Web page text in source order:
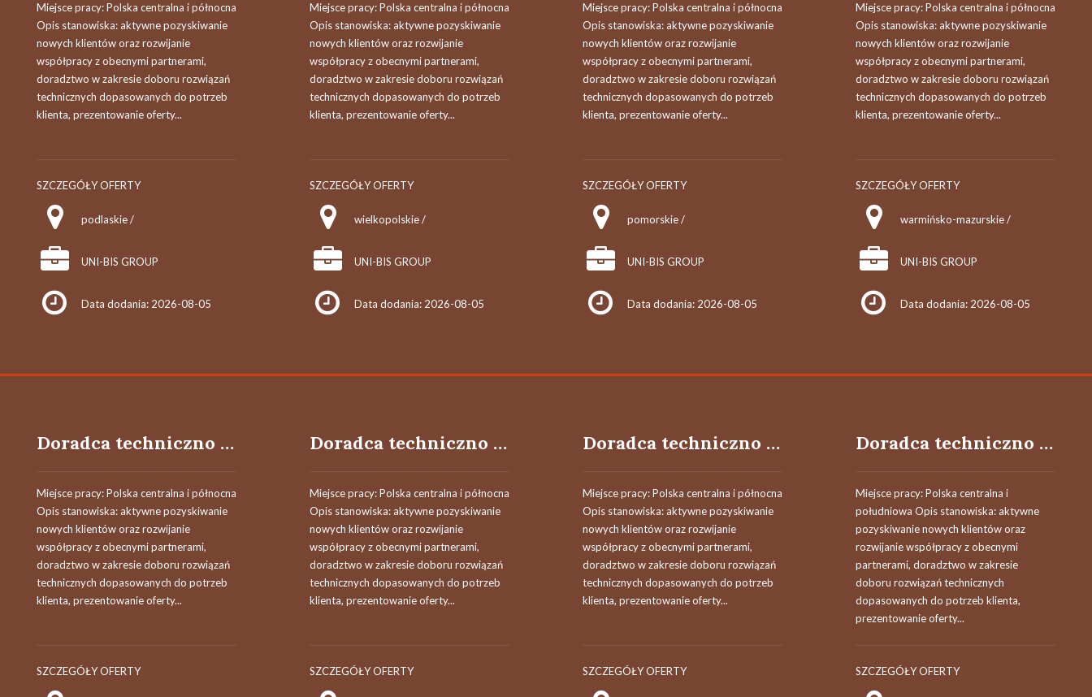
Miejsce pracy: Polska centralna i północna
Opis stanowiska: aktywne pozyskiwanie
nowych klientów oraz rozwijanie
współpracy z obecnymi partnerami,
doradztwo w zakresie doboru rozwiązań
technicznych dopasowanych do potrzeb
klienta, prezentowanie oferty...
SZCZEGÓŁY OFERTY
podlaskie /
UNI-BIS GROUP
Data dodania: 2026-08-05
Miejsce pracy: Polska centralna i północna
Opis stanowiska: aktywne pozyskiwanie
nowych klientów oraz rozwijanie
współpracy z obecnymi partnerami,
doradztwo w zakresie doboru rozwiązań
technicznych dopasowanych do potrzeb
klienta, prezentowanie oferty...
SZCZEGÓŁY OFERTY
wielkopolskie /
UNI-BIS GROUP
Data dodania: 2026-08-05
Miejsce pracy: Polska centralna i północna
Opis stanowiska: aktywne pozyskiwanie
nowych klientów oraz rozwijanie
współpracy z obecnymi partnerami,
doradztwo w zakresie doboru rozwiązań
technicznych dopasowanych do potrzeb
klienta, prezentowanie oferty...
SZCZEGÓŁY OFERTY
pomorskie /
UNI-BIS GROUP
Data dodania: 2026-08-05
Miejsce pracy: Polska centralna i północna
Opis stanowiska: aktywne pozyskiwanie
nowych klientów oraz rozwijanie
współpracy z obecnymi partnerami,
doradztwo w zakresie doboru rozwiązań
technicznych dopasowanych do potrzeb
klienta, prezentowanie oferty...
SZCZEGÓŁY OFERTY
warmińsko-mazurskie /
UNI-BIS GROUP
Data dodania: 2026-08-05
Doradca techniczno - handlowy / Doradczyni techniczno - handlowa
Miejsce pracy: Polska centralna i północna
Opis stanowiska: aktywne pozyskiwanie
nowych klientów oraz rozwijanie
współpracy z obecnymi partnerami,
doradztwo w zakresie doboru rozwiązań
technicznych dopasowanych do potrzeb
klienta, prezentowanie oferty...
SZCZEGÓŁY OFERTY
Doradca techniczno - handlowy / Doradczyni techniczno - handlowa
Miejsce pracy: Polska centralna i północna
Opis stanowiska: aktywne pozyskiwanie
nowych klientów oraz rozwijanie
współpracy z obecnymi partnerami,
doradztwo w zakresie doboru rozwiązań
technicznych dopasowanych do potrzeb
klienta, prezentowanie oferty...
SZCZEGÓŁY OFERTY
Doradca techniczno - handlowy / Doradczyni techniczno - handlowa
Miejsce pracy: Polska centralna i północna
Opis stanowiska: aktywne pozyskiwanie
nowych klientów oraz rozwijanie
współpracy z obecnymi partnerami,
doradztwo w zakresie doboru rozwiązań
technicznych dopasowanych do potrzeb
klienta, prezentowanie oferty...
SZCZEGÓŁY OFERTY
Doradca techniczno - handlowy / Doradczyni techniczno - handlowa
Miejsce pracy: Polska centralna i
południowa Opis stanowiska: aktywne
pozyskiwanie nowych klientów oraz
rozwijanie współpracy z obecnymi
partnerami, doradztwo w zakresie
doboru rozwiązań technicznych
dopasowanych do potrzeb klienta,
prezentowanie oferty...
SZCZEGÓŁY OFERTY